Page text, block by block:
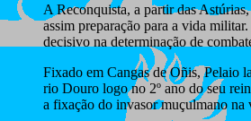
A Reconquista, a partir das
assim preparação para a vida
decisivo na determinação de
Fixado em Cangas de Oñis, Pelaio
rio Douro logo no 2º ano do seu
a fixação do invasor muçulmano na